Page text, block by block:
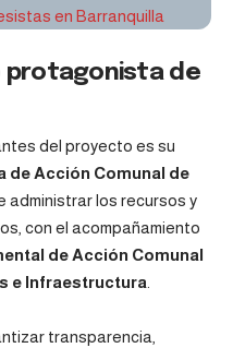
en Barranquilla
protagonista de
del proyecto es su
de Acción Comunal de
administrar los recursos y
con el acompañamiento
de Acción Comunal
e Infraestructura
transparencia,